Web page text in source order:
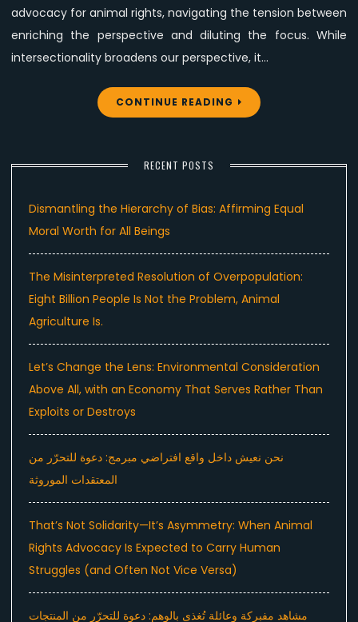
advocacy for animal rights, navigating the tension between
enriching the perspective and diluting the focus. While
intersectionality broadens our perspective, it…
CONTINUE READING
RECENT POSTS
Dismantling the Hierarchy of Bias: Affirming Equal
Moral Worth for All Beings
The Misinterpreted Resolution of Overpopulation:
Eight Billion People Is Not the Problem, Animal
Agriculture Is.
Let’s Change the Lens: Environmental Consideration
Above All, with an Economy That Serves Rather Than
Exploits or Destroys
نحن نعيش داخل واقع افتراضي مبرمج: دعوة للتحرّر من
المعتقدات الموروثة
That’s Not Solidarity—It’s Asymmetry: When Animal
Rights Advocacy Is Expected to Carry Human
Struggles (and Often Not Vice Versa)
مشاهد مفبركة وعائلة تُغذى بالوهم: دعوة للتحرّر من المنتجات